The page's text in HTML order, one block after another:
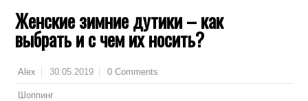
Женские зимние дутики – как
выбрать и с чем их носить?
Alex 30.05.2019 0 Comments
Шоппинг